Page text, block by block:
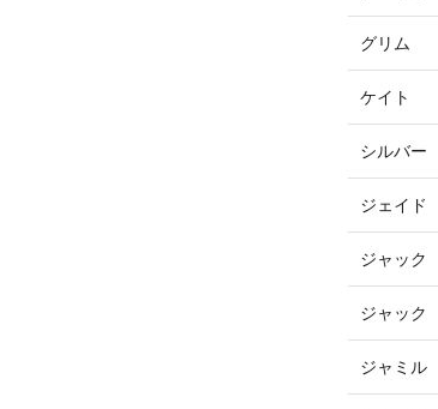
グリム
ケイト
シルバー
ジェイド
ジャック
ジャック
ジャミル